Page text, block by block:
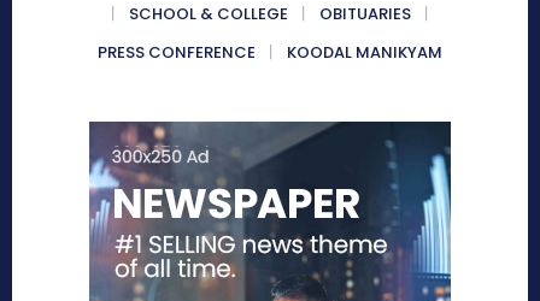
SCHOOL & COLLEGE
OBITUARIES
PRESS CONFERENCE
KOODAL MANIKYAM